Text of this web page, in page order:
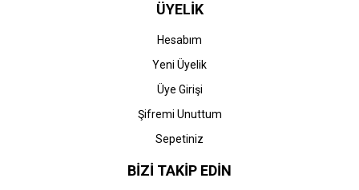
ÜYELİK
Hesabım
Yeni Üyelik
Üye Girişi
Şifremi Unuttum
Sepetiniz
BİZİ TAKİP EDİN